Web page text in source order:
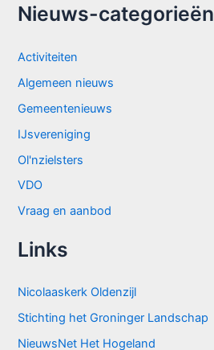
Nieuws-categorieën
Activiteiten
Algemeen nieuws
Gemeentenieuws
IJsvereniging
Ol'nzielsters
VDO
Vraag en aanbod
Links
Nicolaaskerk Oldenzijl
Stichting het Groninger Landschap
NieuwsNet Het Hogeland